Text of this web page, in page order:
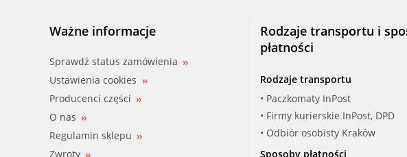
Ważne informacje
Sprawdź status zamówienia
Ustawienia cookies
Producenci części
O nas
Regulamin sklepu
Zwroty
Rodzaje transportu i
płatności
Rodzaje transportu
• Paczkomaty InPost
• Firmy kurierskie InPost, DPD
• Odbiór osobisty Kraków
Sposoby płatności